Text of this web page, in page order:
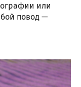
или
повод —